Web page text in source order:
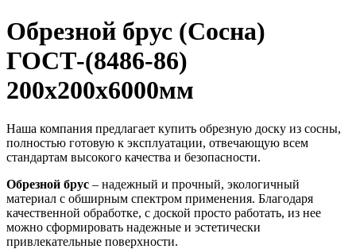
Обрезной брус (Сосна)
ГОСТ-(8486-86)
200х200х6000мм
Наша компания предлагает купить обрезную доску из сосны,
полностью готовую к эксплуатации, отвечающую всем
стандартам высокого качества и безопасности.
Обрезной брус – надежный и прочный, экологичный
материал с обширным спектром применения. Благодаря
качественной обработке, с доской просто работать, из нее
можно сформировать надежные и эстетически
привлекательные поверхности.